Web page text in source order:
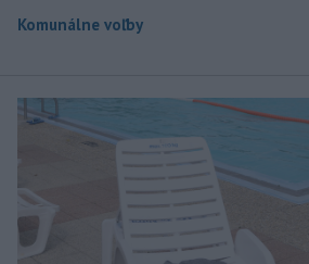
Komunálne voľby